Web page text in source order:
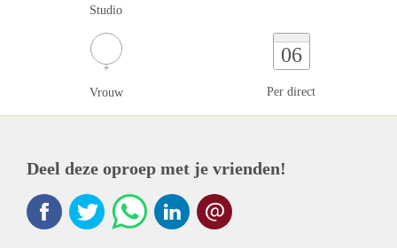
Studio
Vrouw
06
Per direct
Deel deze oproep met je vrienden!